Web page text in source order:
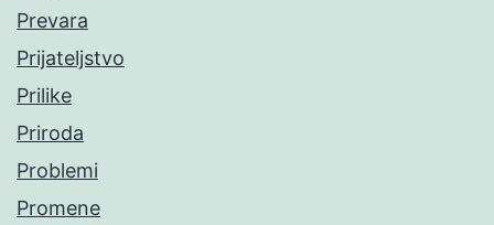
Prevara
Prijateljstvo
Prilike
Priroda
Problemi
Promene